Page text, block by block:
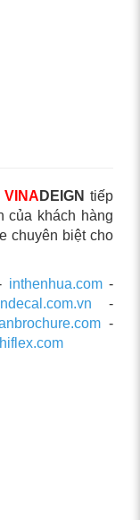
VINA DEIGN tiếp
của khách hàng
chuyên biệt cho
inthenhua.com-
-
-